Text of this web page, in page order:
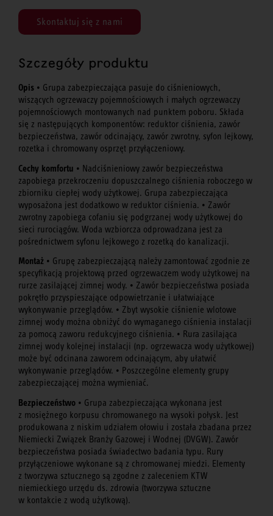
Skontaktuj się z nami
Szczegóły produktu
Opis • Grupa zabezpieczająca pasuje do ciśnieniowych,
wiszących ogrzewaczy pojemnościowych i małych ogrzewaczy
pojemnościowych montowanych nad punktem poboru. Składa
się z następujących komponentów: reduktor ciśnienia, zawór
bezpieczeństwa, zawór odcinający, zawór zwrotny, syfon lejkowy,
rozetka i chromowany osprzęt przyłączeniowy.
Cechy komfortu • Nadciśnieniowy zawór bezpieczeństwa
zapobiega przekroczeniu dopuszczalnego ciśnienia roboczego w
zbiorniku ciepłej wody użytkowej. Grupa zabezpieczająca
wyposażona jest dodatkowo w reduktor ciśnienia. • Zawór
zwrotny zapobiega cofaniu się podgrzanej wody użytkowej do
sieci rurociągów. Woda wzbiorcza odprowadzana jest za
pośrednictwem syfonu lejkowego z rozetką do kanalizacji.
Montaż • Grupę zabezpieczającą należy zamontować zgodnie ze
specyfikacją projektową przed ogrzewaczem wody użytkowej na
rurze zasilającej zimnej wody. • Zawór bezpieczeństwa posiada
pokrętło przyspieszające odpowietrzanie i ułatwiające
wykonywanie przeglądów. • Zbyt wysokie ciśnienie wlotowe
zimnej wody można obniżyć do wymaganego ciśnienia instalacji
za pomocą zaworu redukcyjnego ciśnienia. • Rura zasilająca
zimnej wody kolejnej instalacji (np. ogrzewacza wody użytkowej)
może być odcinana zaworem odcinającym, aby ułatwić
wykonywanie przeglądów. • Poszczególne elementy grupy
zabezpieczającej można wymieniać.
Bezpieczeństwo • Grupa zabezpieczająca wykonana jest
z mosiężnego korpusu chromowanego na wysoki połysk. Jest
produkowana z niskim udziałem ołowiu i została zbadana przez
Niemiecki Związek Branży Gazowej i Wodnej (DVGW). Zawór
bezpieczeństwa posiada świadectwo badania typu. Rury
przyłączeniowe wykonane są z chromowanej miedzi. Elementy
z tworzywa sztucznego są zgodne z zaleceniem KTW
niemieckiego urzędu ds. zdrowia (tworzywa sztuczne
w kontakcie z wodą użytkową).